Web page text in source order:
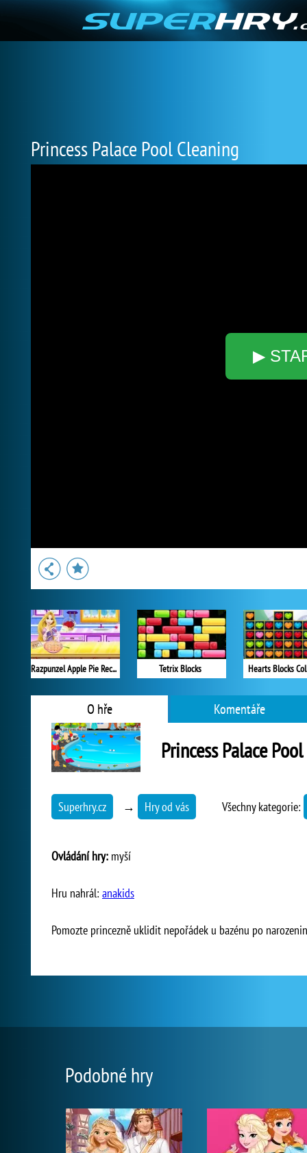
Princess Palace Pool Cleaning
▶
Razpunzel Apple Pie Recipe Tetrix Blocks Hearts Blocks
O hře Komentáře
Princess Palace
Superhry.cz → Hry od vás Všechny kategorie:
Ovládání hry: myší
Hru nahrál: anakids
Pomozte princezně uklidit nepořádek u bazénu po
Podobné hry